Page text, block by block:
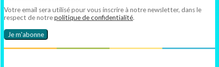
Votre email sera utilisé pour vous inscrire à notre newsletter, dans le
respect de notrepolitique de confidentialité.